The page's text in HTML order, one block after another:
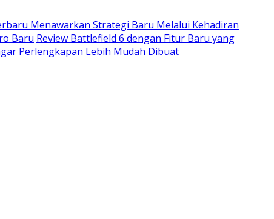
Menawarkan Strategi Baru Melalui Kehadiran
Baru Review Battlefield 6 dengan Fitur Baru yang
Perlengkapan Lebih Mudah Dibuat